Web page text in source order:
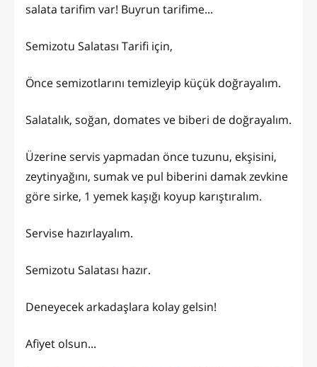
salata tarifim var! Buyrun tarifime...
Semizotu Salatası Tarifi için,
Önce semizotlarını temizleyip küçük doğrayalım.
Salatalık, soğan, domates ve biberi de doğrayalım.
Üzerine servis yapmadan önce tuzunu, ekşisini,
zeytinyağını, sumak ve pul biberini damak zevkine
göre sirke, 1 yemek kaşığı koyup karıştıralım.
Servise hazırlayalım.
Semizotu Salatası hazır.
Deneyecek arkadaşlara kolay gelsin!
Afiyet olsun...